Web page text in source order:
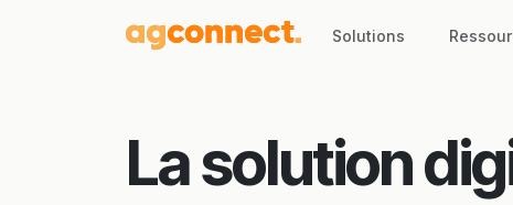
Solutions
La solution